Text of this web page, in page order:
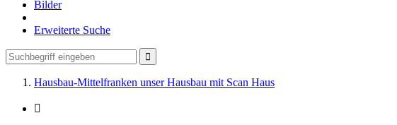
Bilder
Erweiterte Suche
Hausbau-Mittelfranken unser Hausbau mit Scan Haus